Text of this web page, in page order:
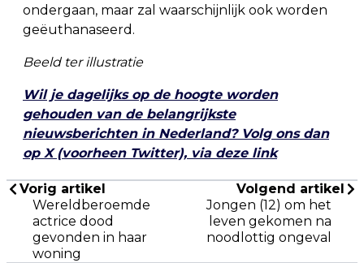
ondergaan, maar zal waarschijnlijk ook worden
geëuthanaseerd.
Beeld ter illustratie
Wil je dagelijks op de hoogte worden
gehouden van de belangrijkste
nieuwsberichten in Nederland? Volg ons dan
op X (voorheen Twitter), via deze link
Vorig artikel
Wereldberoemde
actrice dood
gevonden in haar
woning
Volgend artikel
Jongen (12) om het
leven gekomen na
noodlottig ongeval